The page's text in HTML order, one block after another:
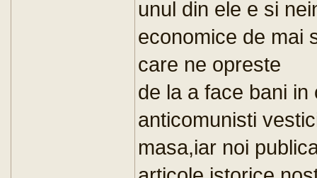
unul din ele e si
economice de mai
care ne opreste
de la a face bani
anticomunisti
masa,iar noi